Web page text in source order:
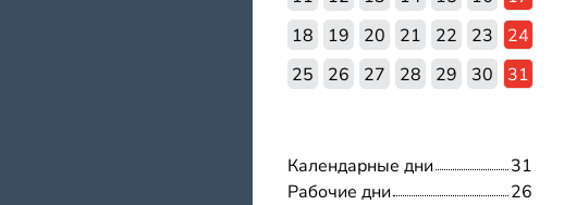
18
19 20 21 22 23
24
25
26 27 28 29 30 31
Календарные дни
31
Рабочие дни
26